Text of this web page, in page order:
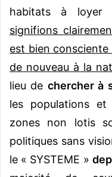
habitats à loyer
signifions
est bien consciente
de nouveau à la
lieu de chercher à
les populations et
zones non lotis
politiques sans
le « SYSTEME »